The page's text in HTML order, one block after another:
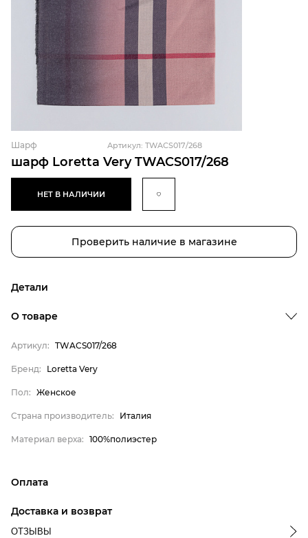
шарф Loretta Very TWACS017/268
Шарф Артикул: TWACS017/268
НЕТ В НАЛИЧИИ
Проверить наличие в магазине
Детали
Материал верха
О товаре
Артикул: TWACS017/268
Бренд: Loretta Very
Пол: Женское
Страна производитель: Италия
Материал верха: 100%полиэстер
Оплата
магазина
Доставка и возврат
ОТЗЫВЫ